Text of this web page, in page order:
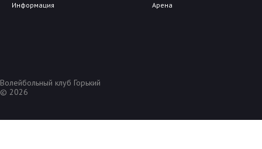
Информация
Арена
Волейбольный клуб Горький
© 2026